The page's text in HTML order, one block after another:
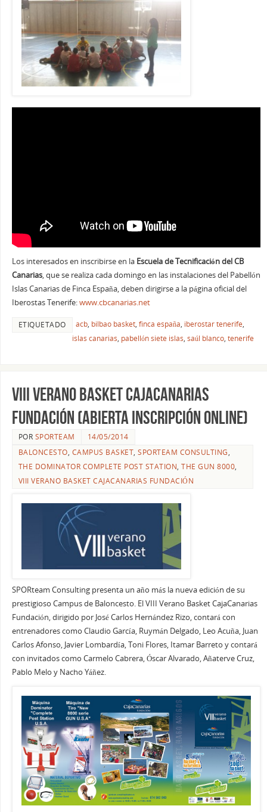
Los interesados en inscribirse en la Escuela de Tecnificación del CB
Canarias, que se realiza cada domingo en las instalaciones del Pabellón
Islas Canarias de Finca España, deben dirigirse a la página oficial del
Iberostas Tenerife:www.cbcanarias.net
ETIQUETADO acb, bilbao basket, finca españa, iberostar tenerife,
islas canarias, pabellón siete islas, saúl blanco, tenerife
VIII Verano Basket CajaCanarias
Fundación (ABIERTA INSCRIPCIÓN ONLINE)
POR SPORTEAM
14/05/2014
BALONCESTO, CAMPUS BASKET,SPORTEAM CONSULTING,
THE DOMINATOR COMPLETE POST STATION,THE GUN 8000,
VIII VERANO BASKET CAJACANARIAS FUNDACIÓN
SPORteam Consulting presenta un año más la nueva edición de su
prestigioso Campus de Baloncesto. El VIII Verano Basket CajaCanarias
Fundación, dirigido por José Carlos Hernández Rizo, contará con
entrenadores como Claudio García, Ruymán Delgado, Leo Acuña, Juan
Carlos Afonso, Javier Lombardía, Toni Flores, Itamar Barreto y contará
con invitados como Carmelo Cabrera, Óscar Alvarado, Añaterve Cruz,
Pablo Melo y Nacho Yáñez.